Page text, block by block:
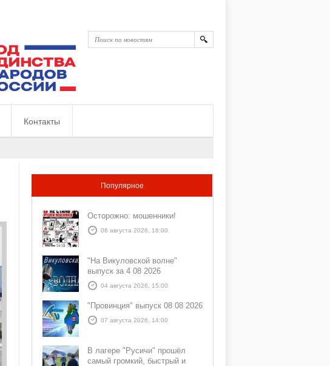
Контакты
Популярное
Осторожно: мошенники!
06 августа 2026, 16:00
"На Викуловской волне"
выпуск за 4 08 2026
04 августа 2026, 15:00
"Провинция" выпуск 08 08 2026
07 августа 2026, 14:00
В лагере "Русичи" прошёл
самый громкий, быстрый и